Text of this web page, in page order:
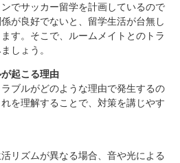
でサッカー留学を計画しているので
が良好でないと、留学生活が台無し
す。そこで、ルームメイトとのトラ
しょう。
起こる理由
ブルがどのような理由で発生するの
を理解することで、対策を講じやす
リズムが異なる場合、音や光による